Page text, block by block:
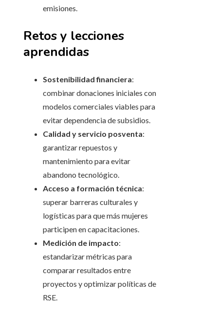
emisiones.
Retos y lecciones
aprendidas
Sostenibilidad financiera:
combinar donaciones iniciales con
modelos comerciales viables para
evitar dependencia de subsidios.
Calidad y servicio posventa:
garantizar repuestos y
mantenimiento para evitar
abandono tecnológico.
Acceso a formación técnica:
superar barreras culturales y
logísticas para que más mujeres
participen en capacitaciones.
Medición de impacto:
estandarizar métricas para
comparar resultados entre
proyectos y optimizar políticas de
RSE.